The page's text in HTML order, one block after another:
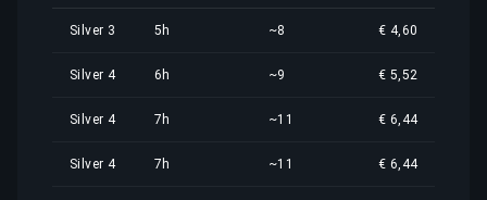
Silver 3 5h ~8 € 4,60
Silver 4 6h ~9 € 5,52
Silver 4 7h ~11 € 6,44
Silver 4 7h ~11 € 6,44